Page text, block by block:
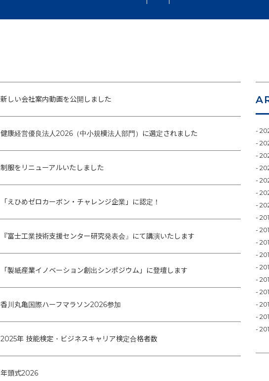
新しい会社案内動画を公開しました
健康経営優良法人2026（中小規模法人部門）に選定されました
制服をリニューアルいたしました
「えひめゼロカーボン・チャレンジ企業」に認定！
『富士工業技術支援センター研究発表会』にて講演いたします
「製紙産業イノベーション創出シンポジウム」に登壇します
香川丸亀国際ハーフマラソン2026参加
2025年 技能検定・ビジネスキャリア検定合格者数
年頭式2026